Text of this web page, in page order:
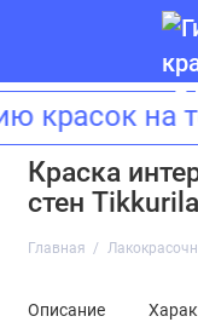
на
Краска
стен
Главная
Описание